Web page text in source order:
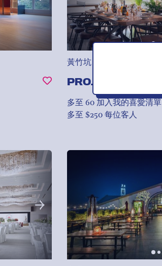
黃竹坑
PROJECT 21
多至 60 加入我的喜愛清單
多至 $250 每位客人